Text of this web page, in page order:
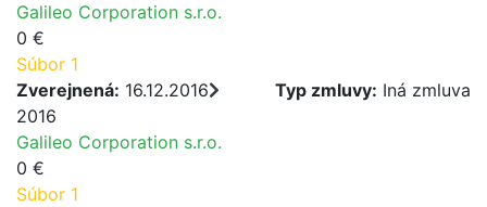
Galileo Corporation s.r.o.
0 €
Súbor 1
Zverejnená: 16.12.2016 Typ zmluvy: Iná zmluva
2016
Galileo Corporation s.r.o.
0 €
Súbor 1